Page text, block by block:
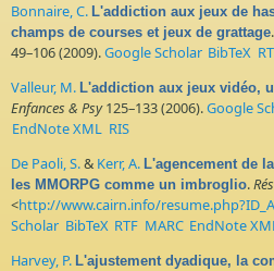
Bonnaire, C. L'addiction aux jeux de
champs de courses et jeux de grattage.
49–106 (2009).Google Scholar BibTeX
Valleur, M. L'addiction aux jeux vidéo,
Enfances & Psy125–133 (2006).Google
EndNote XML RIS
De Paoli, S.& Kerr, A. L'agencement de
les MMORPG comme un imbroglio.
<http://www.cairn.info/
Scholar BibTeX RTF MARC EndNote
Harvey, P. L'ajustement dyadique, la